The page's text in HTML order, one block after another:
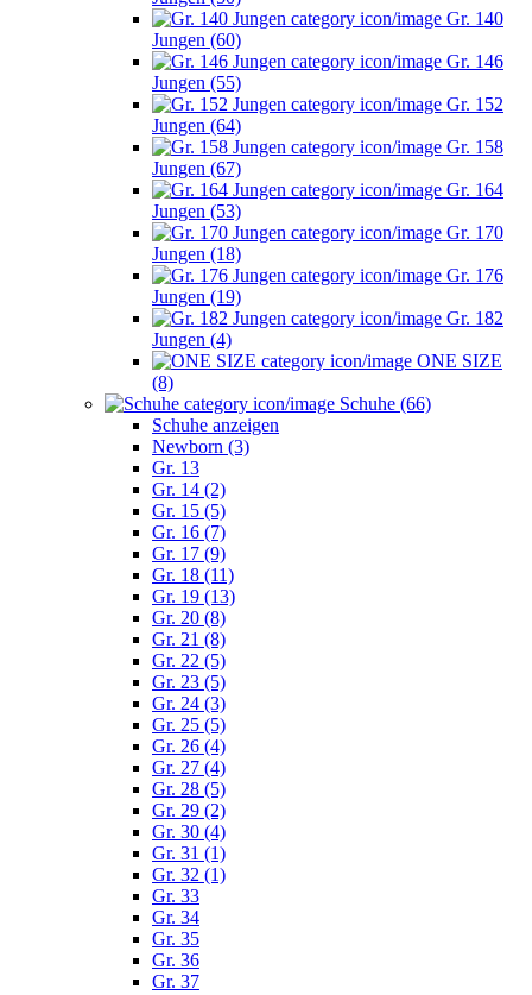
Gr. 140
Jungen (60)
Gr. 146
Jungen (55)
Gr. 152
Jungen (64)
Gr. 158
Jungen (67)
Gr. 164
Jungen (53)
Gr. 170
Jungen (18)
Gr. 176
Jungen (19)
Gr. 182
Jungen (4)
ONE SIZE
(8)
Schuhe (66)
Schuhe anzeigen
Newborn (3)
Gr. 13
Gr. 14 (2)
Gr. 15 (5)
Gr. 16 (7)
Gr. 17 (9)
Gr. 18 (11)
Gr. 19 (13)
Gr. 20 (8)
Gr. 21 (8)
Gr. 22 (5)
Gr. 23 (5)
Gr. 24 (3)
Gr. 25 (5)
Gr. 26 (4)
Gr. 27 (4)
Gr. 28 (5)
Gr. 29 (2)
Gr. 30 (4)
Gr. 31 (1)
Gr. 32 (1)
Gr. 33
Gr. 34
Gr. 35
Gr. 36
Gr. 37